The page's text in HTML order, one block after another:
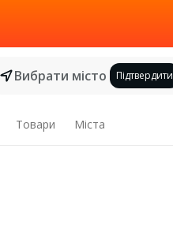
Вибрати місто Підтвердити
Товари Міста